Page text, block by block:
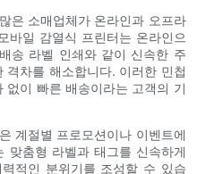
은 소매업체가 온라인과 오프라
바일 감열식 프린터는 온라인으
송 라벨 인쇄와 같이 신속한 주
격차를 해소합니다. 이러한 민첩
없이 빠른 배송이라는 고객의 기
계절별 프로모션이나 이벤트에
맞춤형 라벨과 태그를 신속하게
적인 분위기를 조성할 수 있습